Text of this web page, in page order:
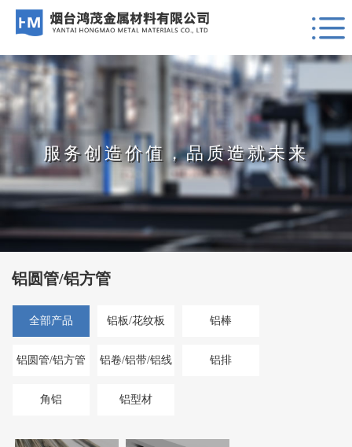
服务创造价值，品质造就未来
铝圆管/铝方管
全部产品 铝板/花纹板 铝棒
铝圆管/铝方管 铝卷/铝带/铝线 铝排
角铝 铝型材